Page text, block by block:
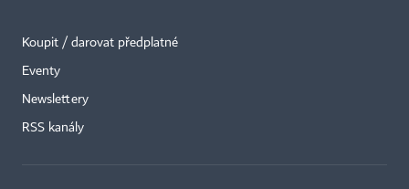
Koupit / darovat předplatné
Eventy
Newslettery
RSS kanály